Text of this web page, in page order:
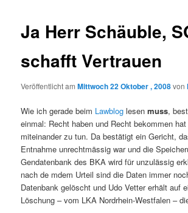
Ja Herr Schäuble,
schafft Vertrauen
Veröffentlicht amMittwoch 22 Oktober , 2008von
Wie ich gerade beim Lawbloglesenmuss,
einmal: Recht haben und Recht bekommen
miteinander zu tun. Da bestätigt ein Gericht,
Entnahme unrechtmässig war und die
Gendatenbank des BKA wird für unzulässig
nach de mdem Urteil sind die Daten immer
Datenbank gelöscht und Udo Vetter erhält auf
Löschung – vom LKA Nordrhein-Westfalen –